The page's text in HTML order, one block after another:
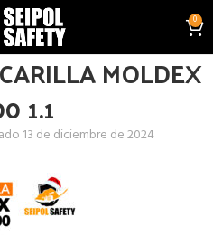
0
MOLDEX
1.1
13 de diciembre de 2024